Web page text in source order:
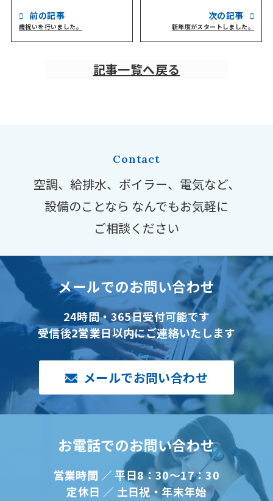
前の記事
歳祝いを行いました。 新年度がスタートしました。
次の記事
記事一覧へ戻る
Contact
空調、給排水、ボイラー、電気など、
設備のことなら なんでもお気軽に
ご相談ください
メールでのお問い合わせ
24時間・365日受付可能です
受信後2営業日以内にご連絡いたします
メールでお問い合わせ
お電話でのお問い合わせ
営業時間 ／ 平日8：30～17：30
定休日 ／ 土日祝・年末年始